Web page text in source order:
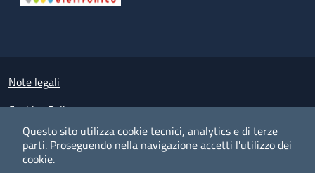
Questo sito utilizza cookie tecnici, analytics e di terze
parti. Proseguendo nella navigazione accetti l'utilizzo dei
cookie.
Small prints
Note legali
Cookies Policy
Policy privacy e protezione del dato personale
Albo pretorio on-line